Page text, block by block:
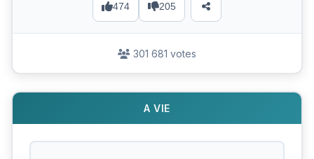
474 205
301 681 votes
A VIE